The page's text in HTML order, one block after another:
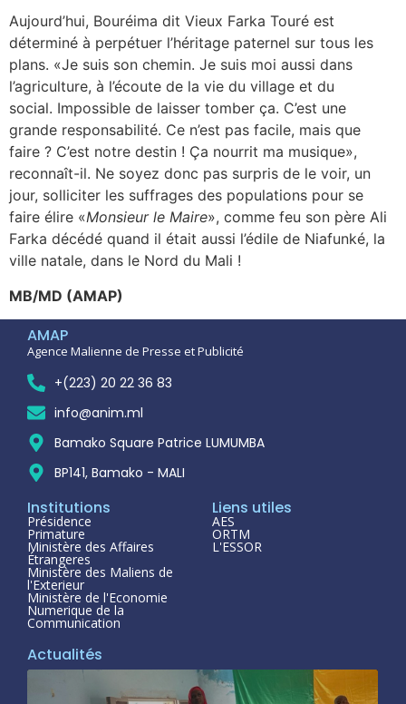
Aujourd’hui, Bouréima dit Vieux Farka Touré est
déterminé à perpétuer l’héritage paternel sur tous les
plans. «Je suis son chemin. Je suis moi aussi dans
l’agriculture, à l’écoute de la vie du village et du
social. Impossible de laisser tomber ça. C’est une
grande responsabilité. Ce n’est pas facile, mais que
faire ? C’est notre destin ! Ça nourrit ma musique»,
reconnaît-il. Ne soyez donc pas surpris de le voir, un
jour, solliciter les suffrages des populations pour se
faire élire «Monsieur le Maire», comme feu son père Ali
Farka décédé quand il était aussi l’édile de Niafunké, la
ville natale, dans le Nord du Mali !
MB/MD (AMAP)
AMAP
Agence Malienne de Presse et Publicité
+(223) 20 22 36 83
info@anim.ml
Bamako Square Patrice LUMUMBA
BP141, Bamako - MALI
Institutions
Présidence
Primature
Ministère des Affaires
Étrangeres
Ministère des Maliens de
l'Exterieur
Ministère de l'Economie
Numerique de la
Communication
Liens utiles
AES
ORTM
L'ESSOR
Actualités